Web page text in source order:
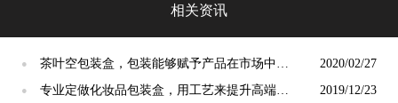
相关资讯
●
茶叶空包装盒，包装能够赋予产品在市场中的
销售力[吉彩四方]
2020/02/27
●
专业定做化妆品包装盒，用工艺来提升高端的
2019/12/23